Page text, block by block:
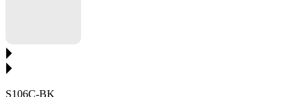
S106C-BK